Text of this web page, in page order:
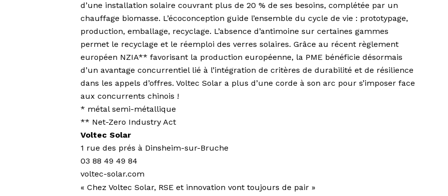
d’une installation solaire couvrant plus de 20 % de ses besoins, complétée par un
chauffage biomasse. L’écoconception guide l’ensemble du cycle de vie : prototypage,
production, emballage, recyclage. L’absence d’antimoine sur certaines gammes
permet le recyclage et le réemploi des verres solaires. Grâce au récent règlement
européen NZIA** favorisant la production européenne, la PME bénéficie désormais
d’un avantage concurrentiel lié à l’intégration de critères de durabilité et de résilience
dans les appels d’offres. Voltec Solar a plus d’une corde à son arc pour s’imposer face
aux concurrents chinois !
* métal semi-métallique
** Net-Zero Industry Act
Voltec Solar
1 rue des prés à Dinsheim-sur-Bruche
03 88 49 49 84
voltec-solar.com
« Chez Voltec Solar, RSE et innovation vont toujours de pair »